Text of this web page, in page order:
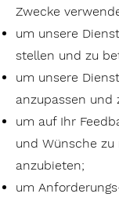
Zwecke
um unsere
stellen und zu
um unsere
anzupassen und
um auf Ihr
und Wünsche
anzubieten;
um